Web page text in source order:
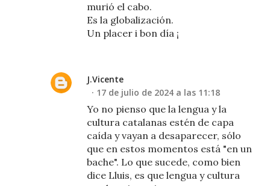
murió el cabo.
Es la globalización.
Un placer i bon día ¡
J.Vicente
17 de julio de 2024 a las 11:18
Yo no pienso que la lengua y la
cultura catalanas estén de capa
caída y vayan a desaparecer, sólo
que en estos momentos está "en un
bache". Lo que sucede, como bien
dice Lluis, es que lengua y cultura